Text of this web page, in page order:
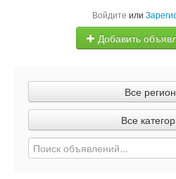
Войдите или
Добавить
Быстрая
Все
Все